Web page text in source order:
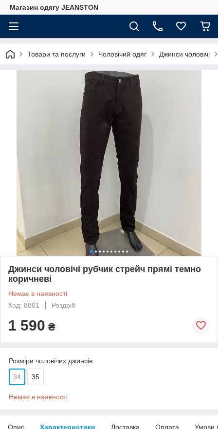
Магазин одягу JEANSTON
Товари та послуги Чоловічий одяг Джинси чоловічі
Джинси чоловічі рубчик стрейч прямі темно
коричневі
Немає в наявності
Код: 8801
Роздріб
1 590 ₴
Розміри чоловічих джинсів
34 35
Немає в наявності
Опис Характеристики Доставка Оплата Умови